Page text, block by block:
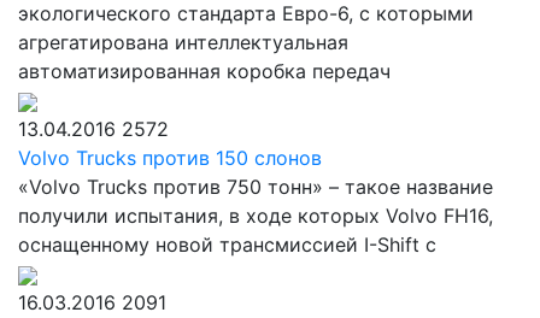
экологического стандарта Евро-6, с которыми
агрегатирована интеллектуальная
автоматизированная коробка передач
13.04.2016 2572
Volvo Trucks против 150 слонов
«Volvo Trucks против 750 тонн» – такое название
получили испытания, в ходе которых Volvo FH16,
оснащенному новой трансмиссией I-Shift с
16.03.2016 2091